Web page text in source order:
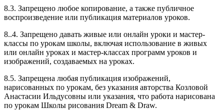
8.3. Запрещено любое копирование, а также публичное
воспроизведение или публикация материалов уроков.
8..4. Запрещено давать живые или онлайн уроки и мастер-
классы по урокам школы, включая использование в живых
или онлайн уроках и мастер-классах программ уроков и
изображений, создаваемых на уроках.
8.5. Запрещена любая публикация изображений,
нарисованных по урокам, без указания авторства Козловой
Анастасии Ильдусовны или указания, что работа нарисована
по урокам Школы рисования Dream & Draw.